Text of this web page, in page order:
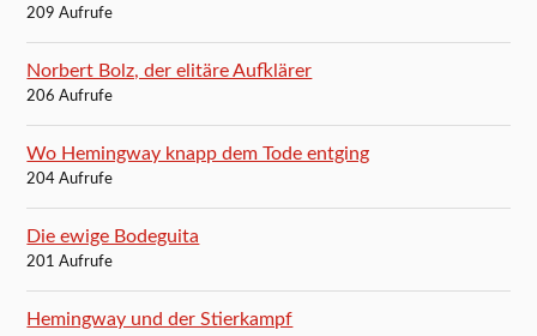
209 Aufrufe
Norbert Bolz, der elitäre Aufklärer
206 Aufrufe
Wo Hemingway knapp dem Tode entging
204 Aufrufe
Die ewige Bodeguita
201 Aufrufe
Hemingway und der Stierkampf